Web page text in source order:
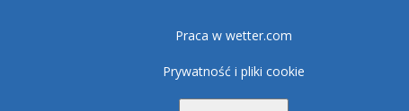
Praca w wetter.com
Prywatność i pliki cookie